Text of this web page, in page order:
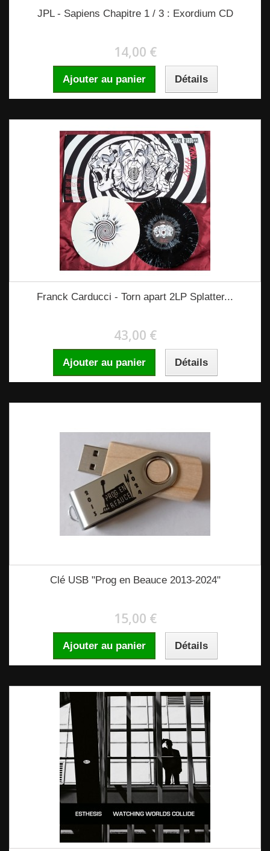
JPL - Sapiens Chapitre 1 / 3 : Exordium CD
14,00 €
Ajouter au panier Détails
Franck Carducci - Torn apart 2LP Splatter...
43,00 €
Ajouter au panier Détails
Clé USB "Prog en Beauce 2013-2024"
15,00 €
Ajouter au panier Détails